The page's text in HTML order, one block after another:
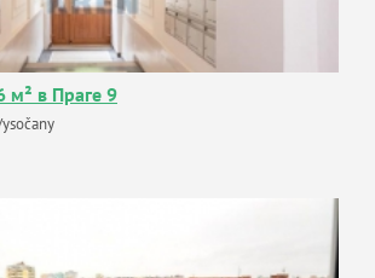
м² в Праге 9